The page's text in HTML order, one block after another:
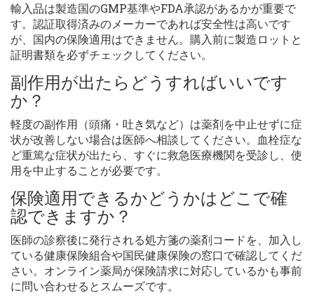
輸入品は製造国のGMP基準やFDA承認があるかが重要で
す。認証取得済みのメーカーであれば安全性は高いです
が、国内の保険適用はできません。購入前に製造ロットと
証明書類を必ずチェックしてください。
副作用が出たらどうすればいいです
か？
軽度の副作用（頭痛・吐き気など）は薬剤を中止せずに症
状が改善しない場合は医師へ相談してください。血栓症な
ど重篤な症状が出たら、すぐに救急医療機関を受診し、使
用を中止することが必要です。
保険適用できるかどうかはどこで確
認できますか？
医師の診察後に発行される処方箋の薬剤コードを、加入し
ている健康保険組合や国民健康保険の窓口で確認してくだ
さい。オンライン薬局が保険請求に対応しているかも事前
に問い合わせるとスムーズです。